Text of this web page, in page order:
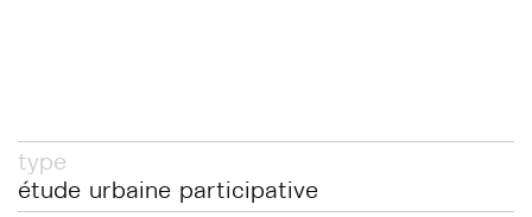
type
étude urbaine participative